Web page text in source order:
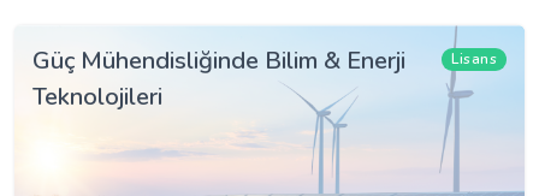
Güç Mühendisliğinde Bilim & Enerji
Teknolojileri
Lisans